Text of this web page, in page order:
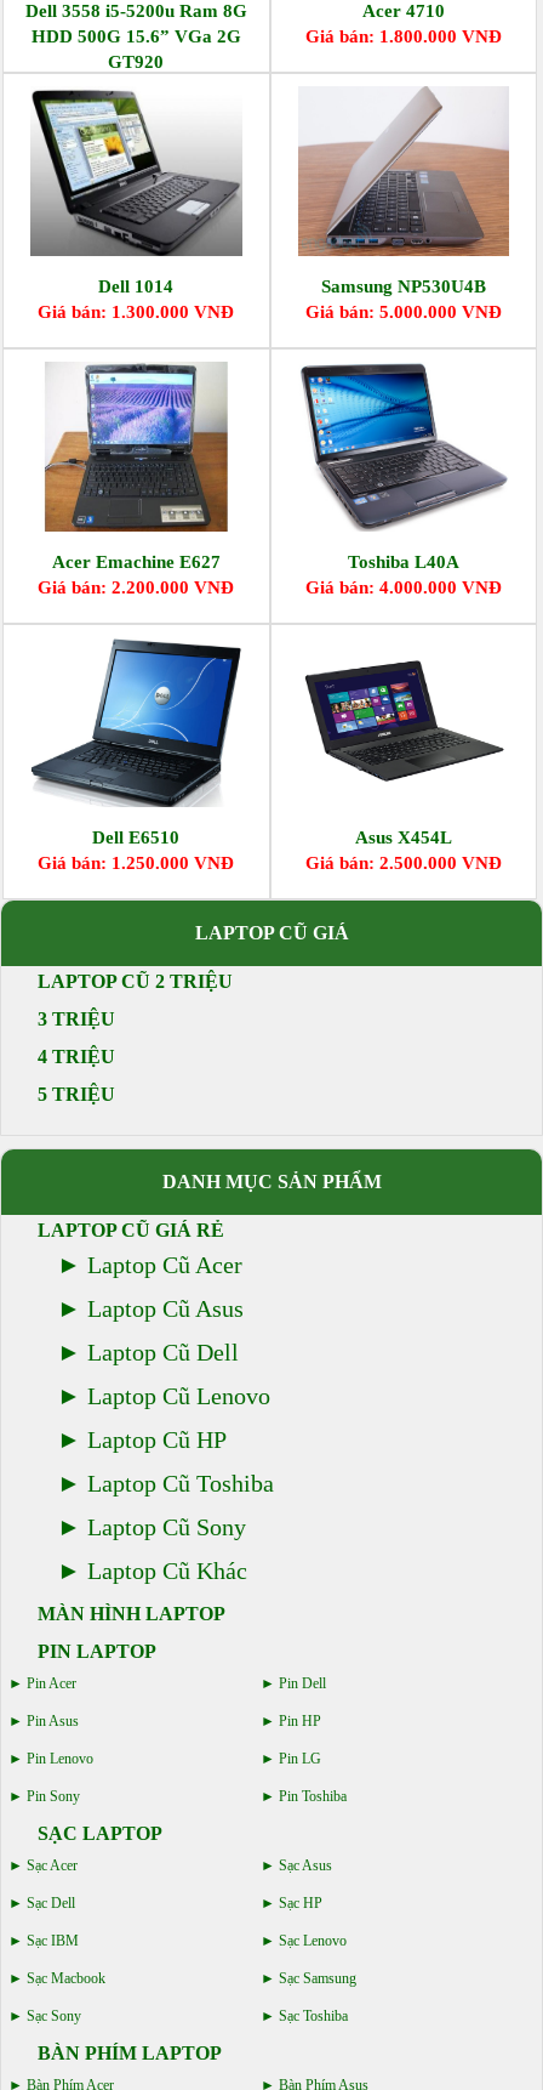
Dell 3558 i5-5200u Ram 8G
HDD 500G 15.6” VGa 2G
GT920
Giá bán: 2.500.000 VNĐ
Acer 4710
Giá bán: 1.800.000 VNĐ
Dell 1014
Giá bán: 1.300.000 VNĐ
Samsung NP530U4B
Giá bán: 5.000.000 VNĐ
Acer Emachine E627
Giá bán: 2.200.000 VNĐ
Toshiba L40A
Giá bán: 4.000.000 VNĐ
Dell E6510
Giá bán: 1.250.000 VNĐ
Asus X454L
Giá bán: 2.500.000 VNĐ
LAPTOP CŨ GIÁ
LAPTOP CŨ 2 TRIỆU
3 TRIỆU
4 TRIỆU
5 TRIỆU
DANH MỤC SẢN PHẨM
LAPTOP CŨ GIÁ RẺ
Laptop Cũ Acer
Laptop Cũ Asus
Laptop Cũ Dell
Laptop Cũ Lenovo
Laptop Cũ HP
Laptop Cũ Toshiba
Laptop Cũ Sony
Laptop Cũ Khác
MÀN HÌNH LAPTOP
PIN LAPTOP
Pin Acer Pin Dell
Pin Asus Pin HP
Pin Lenovo Pin LG
Pin Sony Pin Toshiba
SẠC LAPTOP
Sạc Acer Sạc Asus
Sạc Dell Sạc HP
Sạc IBM Sạc Lenovo
Sạc Macbook Sạc Samsung
Sạc Sony Sạc Toshiba
BÀN PHÍM LAPTOP
Bàn Phím Acer Bàn Phím Asus